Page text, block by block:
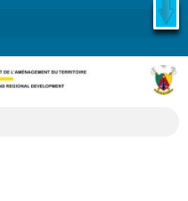
X
de Développement 2020-
plus